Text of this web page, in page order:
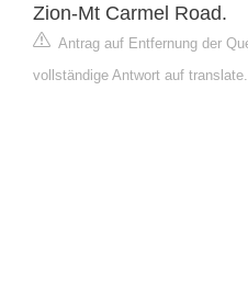
Zion-Mt Carmel Road.
Antrag auf Entfernung der
vollständige Antwort auf